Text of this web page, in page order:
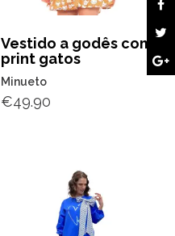
Vestido a godês com
print gatos
Minueto
€49.90